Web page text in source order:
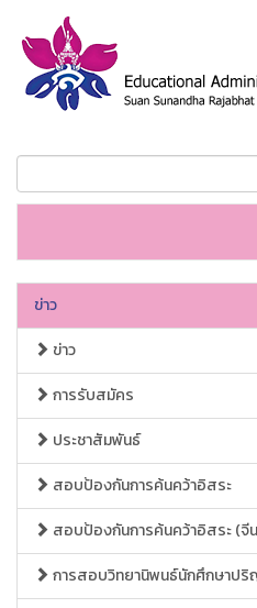
ข่าว
ข่าว
การรับสมัคร
ประชาสัมพันธ์
สอบป้องกันการค้นคว้าอิสระ
สอบป้องกันการค้นคว้าอิสระ (จี
การสอบวิทยานิพนธ์นักศึกษาป